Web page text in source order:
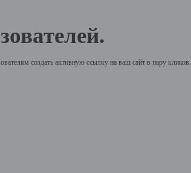
создать активную ссылку на ваш сайт в пару кликов.